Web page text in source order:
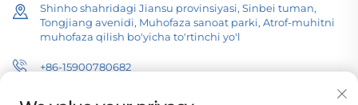
Shinho shahridagi Jiansu provinsiyasi, Sinbei tuman,
Tongjiang avenidi, Muhofaza sanoat parki, Atrof-muhitni
muhofaza qilish bo'yicha to'rtinchi yo'l
+86-15900780682
[email protected]